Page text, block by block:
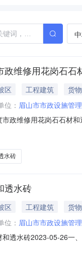
维修用花岗石
区 工程建筑
货物
位： 眉山市市政设施管
政维修用花岗石石材
应商(乙方)：四川财源
水砖
透水砖
区 工程建筑
货物
位： 眉山市市政设施管
透水砖2023-05-26一